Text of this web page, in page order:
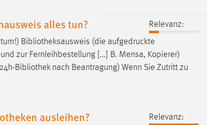
alles tun?
Relevanz:
Bibliotheksausweis (die aufgedruckte
zur Fernleihbestellung [...] B. Mensa, Kopierer)
Bibliotheknach Beantragung) Wenn Sie Zutritt zu
ausleihen?
Relevanz: